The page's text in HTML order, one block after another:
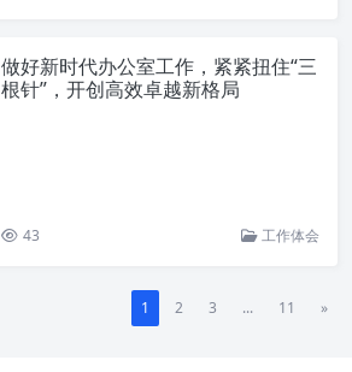
做好新时代办公室工作，紧紧扭住“三
根针”，开创高效卓越新格局
43 工作体会
1 2 3 ... 11 »